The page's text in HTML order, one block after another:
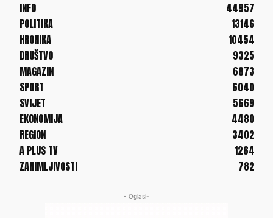
INFO
44957
POLITIKA
13146
HRONIKA
10454
DRUŠTVO
9325
MAGAZIN
6873
SPORT
6040
SVIJET
5669
EKONOMIJA
4480
REGION
3402
A PLUS TV
1264
ZANIMLJIVOSTI
782
- Oglasi-